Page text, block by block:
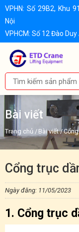
VPHN: Số 29B2, Khu
Nội
VPHCM: Số 12 Đào Duy
Bài viết
Trang chủ / Bài viết/
Cổng trục
Ngày đăng: 11/05/2023
1. Cổng trục